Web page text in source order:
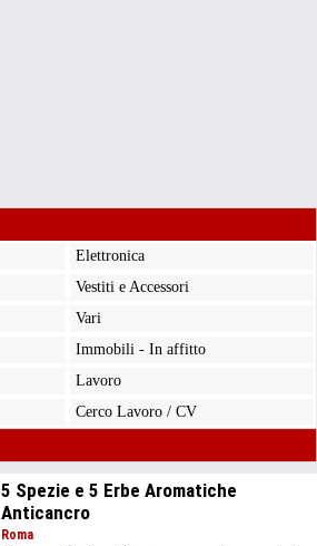
Elettronica
Vestiti e Accessori
Vari
Immobili - In affitto
Lavoro
Cerco Lavoro / CV
5 Spezie e 5 Erbe Aromatiche
Anticancro
Roma